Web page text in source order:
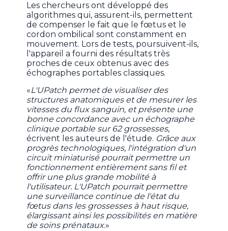
Les chercheurs ont développé des
algorithmes qui, assurent-ils, permettent
de compenser le fait que le fœtus et le
cordon ombilical sont constamment en
mouvement. Lors de tests, poursuivent-ils,
l'appareil a fourni des résultats très
proches de ceux obtenus avec des
échographes portables classiques.
«L'UPatch permet de visualiser des
structures anatomiques et de mesurer les
vitesses du flux sanguin, et présente une
bonne concordance avec un échographe
clinique portable sur 62 grossesses,
écrivent les auteurs de l'étude. Grâce aux
progrès technologiques, l'intégration d'un
circuit miniaturisé pourrait permettre un
fonctionnement entièrement sans fil et
offrir une plus grande mobilité à
l'utilisateur. L'UPatch pourrait permettre
une surveillance continue de l'état du
fœtus dans les grossesses à haut risque,
élargissant ainsi les possibilités en matière
de soins prénataux.»